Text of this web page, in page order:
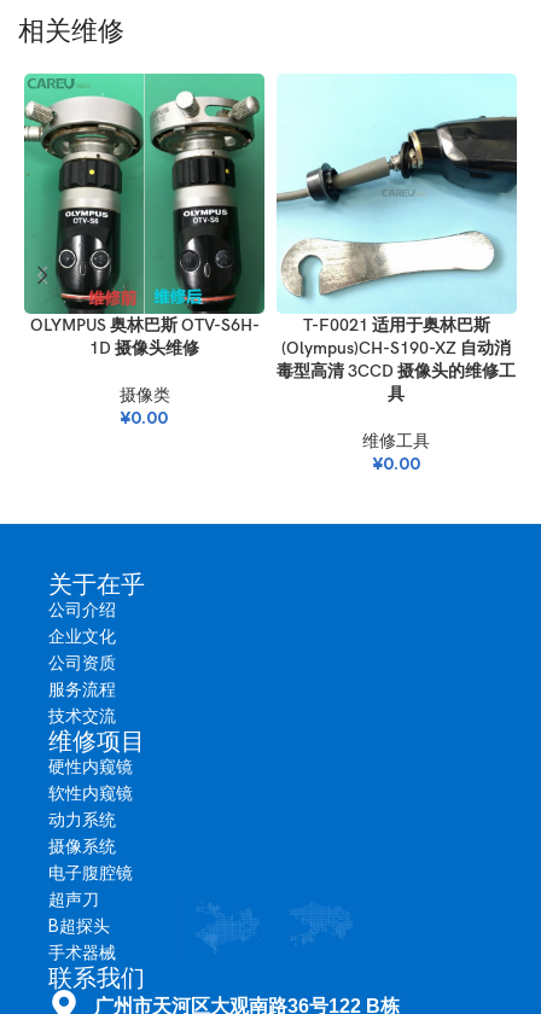
► 简要描述
狼牌(R.WOLF) 5525 型摄像头线缆通常与 ENDOCAM 逻辑 4K（摄
像机头 85525942）或 ENDOCAM 逻辑高清
相关维修
OLYMPUS 奥林巴斯 OTV-S6H-
1D 摄像头维修
摄像类
¥0.00
T-F0021 适用于奥林巴斯
(Olympus)CH-S190-XZ 自动消
毒型高清 3CCD 摄像头的维修工
具
维修工具
¥0.00
关于在乎
公司介绍
企业文化
公司资质
服务流程
技术交流
维修项目
硬性内窥镜
软性内窥镜
动力系统
摄像系统
电子腹腔镜
超声刀
B超探头
手术器械
联系我们
广州市天河区大观南路36号122 B栋